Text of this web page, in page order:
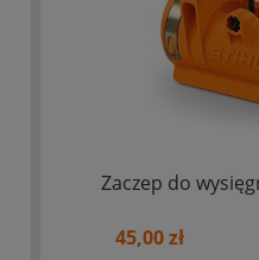
Zaczep do
45,00 zł